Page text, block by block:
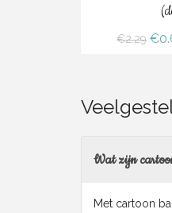
€2.29 €
Wat zijn
Met cartoon